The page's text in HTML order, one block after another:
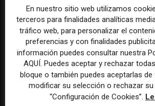
La Marea cierra 2025 con
superávit, pero su
cooperativa pierde 38.542
euros
El Premio
reconoce
Brasil,
sobre el
la violencia
En nuestro sitio web utilizamos
terceros para finalidades analíticas
tráfico web, para personalizar el
preferencias y con finalidades
información puedes consultar nuestra
AQUÍ. Puedes aceptar y rechazar
bloque o también puedes aceptarlas
modificar su selección o rechazar
“Configuración de Cookies”.